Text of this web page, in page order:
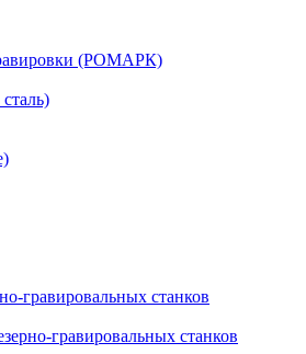
(РОМАРК)
гравировальных станков
гравировальных станков